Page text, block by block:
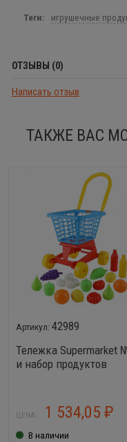
Теги: игрушечные
ОТЗЫВЫ (0)
Написать отзыв
ТАКЖЕ ВАС
42989
Тележка Supermarket
и набор продуктов
ЦЕНА: 1 534,05 ₽
В наличии